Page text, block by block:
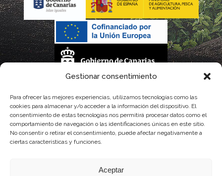
Gestionar consentimiento
Para ofrecer las mejores experiencias, utilizamos tecnologías como las
cookies para almacenar y/o acceder a la información del dispositivo. El
consentimiento de estas tecnologías nos permitirá procesar datos como el
comportamiento de navegación o las identificaciones únicas en este sitio.
No consentir o retirar el consentimiento, puede afectar negativamente a
ciertas características y funciones.
Aceptar
parcialmente, por el Gobierno de Canarias
con fondos provenientes del presupuesto de gastos del Instituto Canario de
Calidad Agroalimentaria